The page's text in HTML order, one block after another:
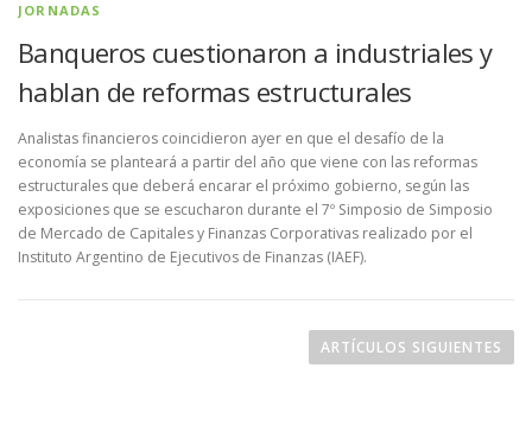
JORNADAS
Banqueros cuestionaron a industriales y
hablan de reformas estructurales
Analistas financieros coincidieron ayer en que el desafío de la
economía se planteará a partir del año que viene con las reformas
estructurales que deberá encarar el próximo gobierno, según las
exposiciones que se escucharon durante el 7º Simposio de Simposio
de Mercado de Capitales y Finanzas Corporativas realizado por el
Instituto Argentino de Ejecutivos de Finanzas (IAEF).
ARTÍCULOS SIGUIENTES